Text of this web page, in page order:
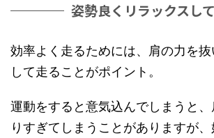
姿勢良くリラックスし
効率よく走るためには、肩の力を
して走ることがポイント。
運動をすると意気込んでしまうと
りすぎてしまうことがありますが